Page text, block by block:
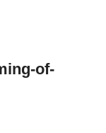
of-